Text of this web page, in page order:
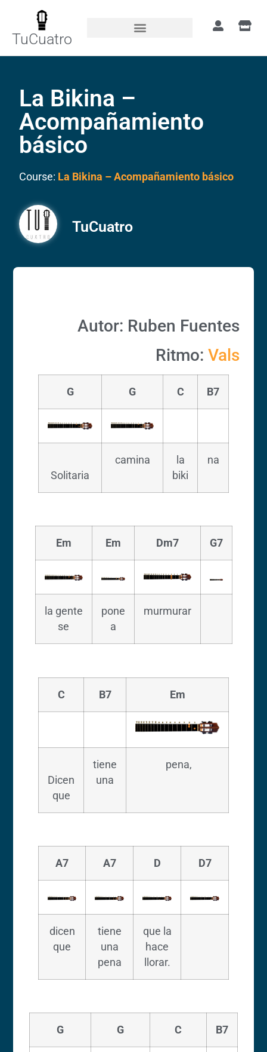
TuCuatro
La Bikina –
Acompañamiento
básico
Course: La Bikina – Acompañamiento básico
TuCuatro
Autor: Ruben Fuentes
Ritmo: Vals
G G C B7
Solitaria
camina
la
biki
na
Em Em Dm7 G7
la gente
se
pone
a
murmurar
C B7 Em
Dicen
que
tiene
una
pena,
A7 A7 D D7
dicen
que
tiene
una
pena
que la
hace
llorar.
G G C B7